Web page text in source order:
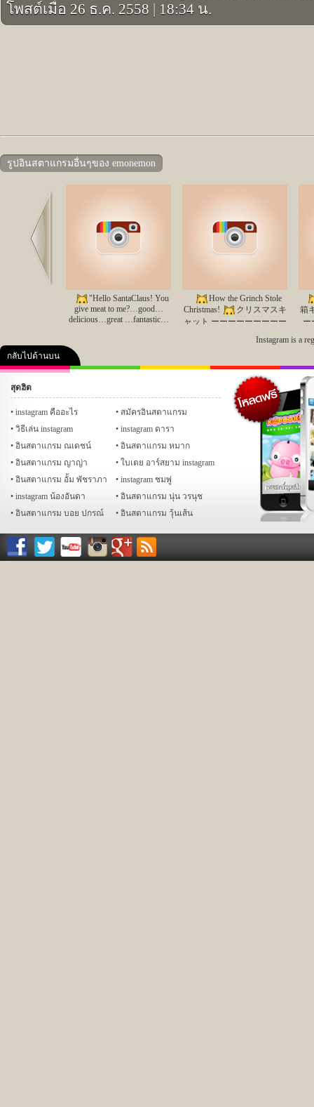
โพสต์เมื่อ 26 ธ.ค. 2558 | 18:34 น.
รูปอินสตาแกรมอื่นๆของ emonemon
"Hello SantaClaus! You
give meat to me?…good…
delicious…great …fantastic…
and joy to you and your loved
ones.
くれるの！…ウマウマ！…
良いクリスマスをお過ごし
ください。 ーーーーーーー
Comics→@tacos_cat
Twitter →@taco_emonemon
Linesticker
cat→http://line.me/S/sticker/1031586
http://line.me/S/sticker/1161022
︎Shishi's Facebook→
How the Grinch Stole
Christmas!
クリスマスキ
ャット ーーーーーーーーー
Comics→@tacos_cat
ーーーーーーーーーーー
Linesticker
cat→http://line.me/S/sticker/1031586
Linesticker Natto →
http://line.me/S/sticker/1161022
︎Shishi's Facebook→
http://on.fb.me/TPNikN;
箱
ー
Instagram is a
กลับไปด้านบน
เฟซบุ๊ก ทวิ
Glitter
สุดฮิต
instagram คืออะไร
สมัครอินสตาแกรม
วิธีเล่น instagram
instagram ดารา
อินสตาแกรม ณเดชน์
อินสตาแกรม หมาก
อินสตาแกรม ญาญ่า
ใบเตย อาร์สยาม instagram
อินสตาแกรม อั้ม พัชราภา
instagram ชมพู่
instagram น้องอันดา
อินสตาแกรม นุ่น วรนุช
อินสตาแกรม บอย ปกรณ์
อินสตาแกรม วุ้นเส้น